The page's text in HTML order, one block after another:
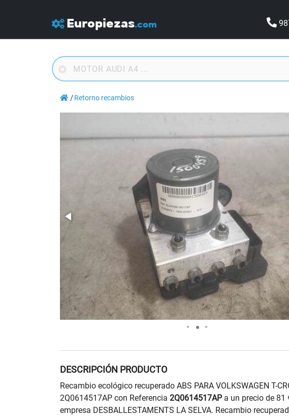
Europiezas.com
Retorno recambios
DESCRIPCIÓN PRODUCTO
Recambio ecológico recuperado ABS PARA VOLKSWAGEN T-
2Q0614517AP con Referencia 2Q0614517APa un precio de 81
empresa DESBALLESTAMENTS LA SELVA. Recambio